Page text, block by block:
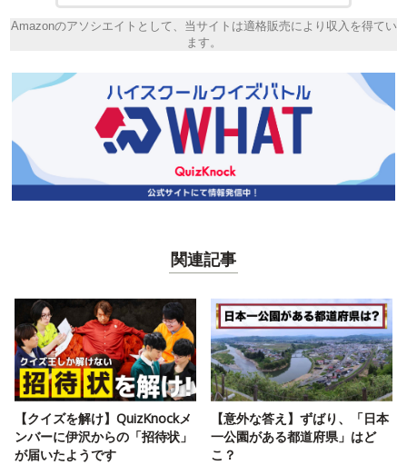
Amazonのアソシエイトとして、当サイトは適格販売により収入を得てい
ます。
関連記事
【クイズを解け】QuizKnockメ
ンバーに伊沢からの「招待状」
が届いたようです
【意外な答え】ずばり、「日本
一公園がある都道府県」はど
こ？